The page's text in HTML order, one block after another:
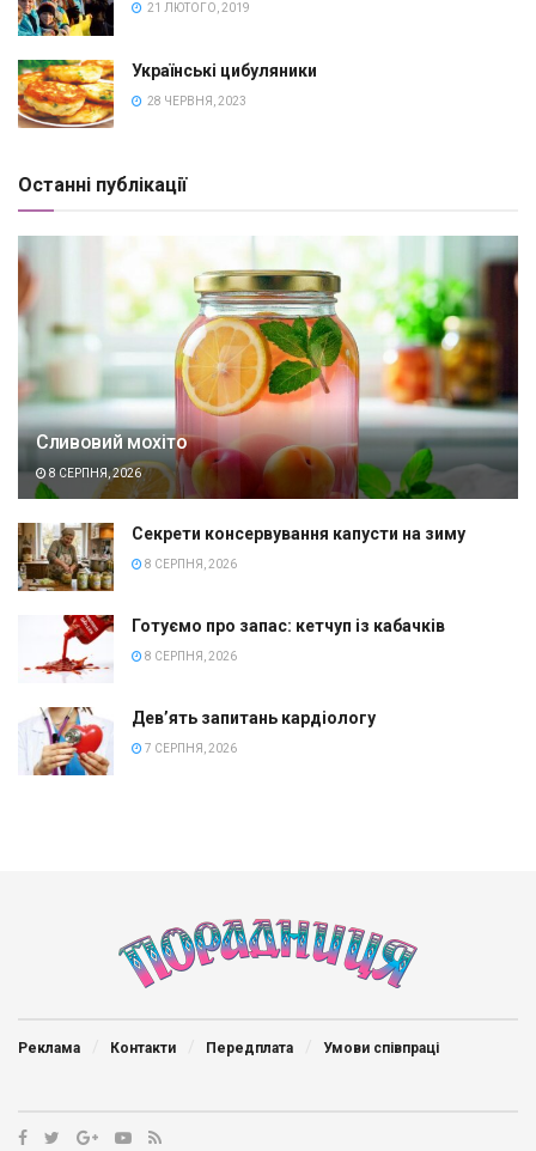
21 ЛЮТОГО, 2019
Українські цибуляники
28 ЧЕРВНЯ, 2023
Останні публікації
Сливовий мохіто
8 СЕРПНЯ, 2026
Секрети консервування капусти на зиму
8 СЕРПНЯ, 2026
Готуємо про запас: кетчуп із кабачків
8 СЕРПНЯ, 2026
Дев’ять запитань кардіологу
7 СЕРПНЯ, 2026
Реклама Контакти Передплата Умови співпраці